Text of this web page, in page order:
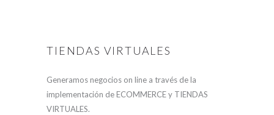
TIENDAS VIRTUALES
Generamos negocios on line a través de la
implementación de ECOMMERCE y TIENDAS
VIRTUALES.